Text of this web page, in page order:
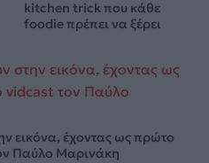
kitchen trick που κάθε
foodie πρέπει να ξέρει
εικόνα, έχοντας ως πρώτο
Παύλο Μαρινάκη